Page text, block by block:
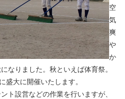
空
気
爽
や
か
なりました。秋といえば体育祭。
盛大に開催いたします。
ト設営などの作業を行いますが、